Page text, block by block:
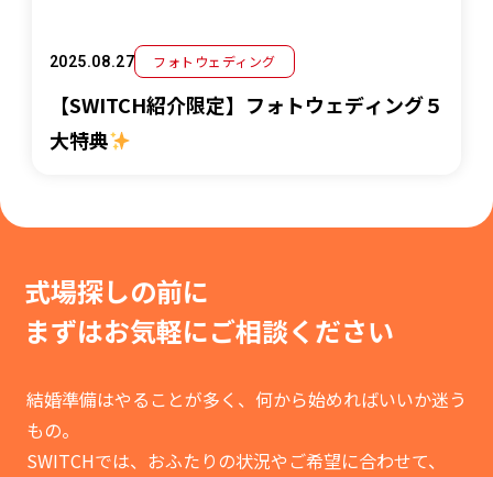
2025.08.27 フォトウェディング
【SWITCH紹介限定】フォトウェディング５
大特典
式場探しの前に
まずはお気軽にご相談ください
結婚準備はやることが多く、何から始めればいいか迷う
もの。
SWITCHでは、おふたりの状況やご希望に合わせて、